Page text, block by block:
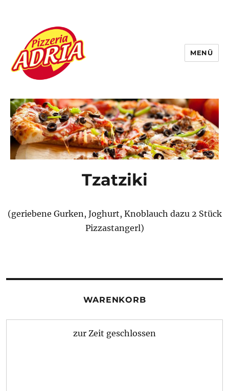
Pizzeria Adria
MENÜ
Tzatziki
(geriebene Gurken, Joghurt, Knoblauch dazu 2 Stück
Pizzastangerl)
WARENKORB
zur Zeit geschlossen